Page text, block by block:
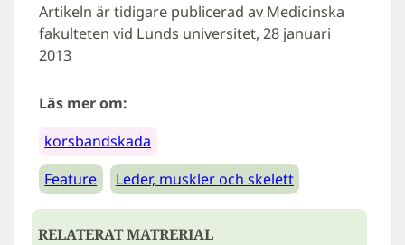
Artikeln är tidigare publicerad av Medicinska
fakulteten vid Lunds universitet, 28 januari
2013
Läs mer om:
korsbandskada
Feature
Leder, muskler och skelett
RELATERAT MATRERIAL